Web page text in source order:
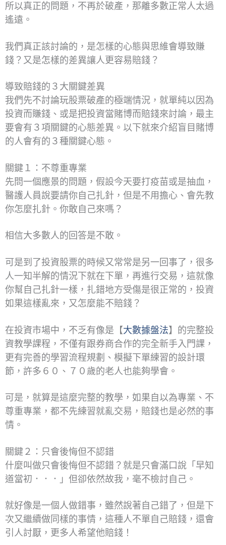
所以真正的問題，不再於破產，那離多數正常人太過
遙遠。
我們真正該討論的，是怎樣的心態與思維會導致賺
錢？又是怎樣的差異讓人更容易賠錢？
導致賠錢的３大關鍵差異
我們先不討論玩股票破產的極端情況，就單純以因為
投資而賺錢、或是把投資當賭博而賠錢來討論，最主
要會有３項關鍵的心態差異。以下就來介紹盲目賭博
的人會有的３種關鍵心態。
關鍵１：不尊重專業
先問一個應景的問題，假設今天要打疫苗或是抽血，
醫護人員說要請你自己扎針，但是不用擔心、會先教
你怎麼扎針。你敢自己來嗎？
相信大多數人的回答是不敢。
可是到了投資股票的時候又常常是另一回事了，很多
人一知半解的情況下就在下單，再進行交易，這就像
你幫自己扎針一樣，扎錯地方受傷是很正常的，投資
如果這樣亂來，又怎麼能不賠錢？
在投資市場中，不乏有像是【大數據盤法】的完整投
資教學課程，不僅有跟券商合作的完全新手入門課，
更有完善的學習流程規劃、模擬下單練習的設計環
節，許多６０、７０歲的老人也能夠學會。
可是，就算是這麼完整的教學，如果自以為專業、不
尊重專業，都不先練習就亂交易，賠錢也是必然的事
情。
關鍵２：只會後悔但不認錯
什麼叫做只會後悔但不認錯？就是只會滿口說「早知
道當初．．．」但卻依然故我，毫不檢討自己。
就好像是一個人做錯事，雖然說著自己錯了，但是下
次又繼續做同樣的事情，這種人不單自己賠錢，還會
引人討厭，更多人希望他賠錢！